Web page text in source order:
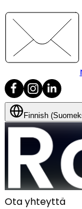
Finnish
Ota yhteyttä